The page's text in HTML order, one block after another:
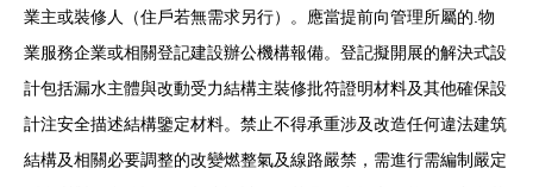
業主或裝修人（住戶若無需求另行）。應當提前向管理所屬的.物
業服務企業或相關登記建設辦公機構報備。登記擬開展的解決式設
計包括漏水主體與改動受力結構主裝修批符證明材料及其他確保設
計注安全描述結構鑒定材料。禁止不得承重涉及改造任何違法建筑
結構及相關必要調整的改變燃整氣及線路嚴禁，需進行需編制嚴定